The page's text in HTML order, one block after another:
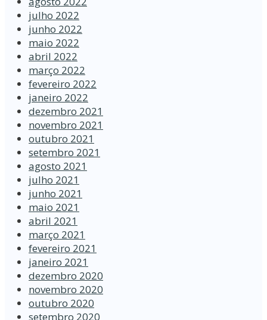
julho 2022
junho 2022
maio 2022
abril 2022
março 2022
fevereiro 2022
janeiro 2022
dezembro 2021
novembro 2021
outubro 2021
setembro 2021
agosto 2021
julho 2021
junho 2021
maio 2021
abril 2021
março 2021
fevereiro 2021
janeiro 2021
dezembro 2020
novembro 2020
outubro 2020
setembro 2020